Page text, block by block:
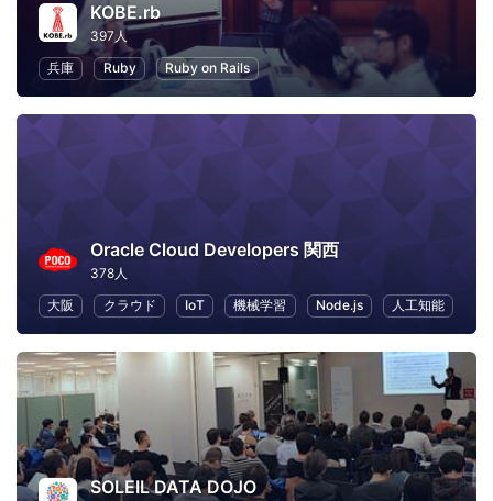
KOBE.rb
397人
兵庫
Ruby Ruby on Rails
Oracle Cloud Developers 関西
378人
大阪
クラウド IoT 機械学習 Node.js 人工知能
SOLEIL DATA DOJO